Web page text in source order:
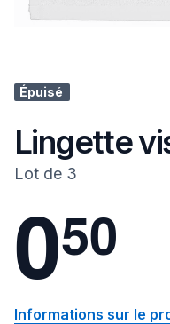
Épuisé
Lingette
Lot de 3
050
Informations sur le